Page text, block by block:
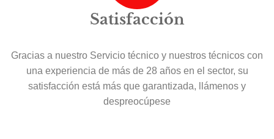
Satisfacción
Gracias a nuestro Servicio técnico y nuestros técnicos con
una experiencia de más de 28 años en el sector, su
satisfacción está más que garantizada, llámenos y
despreocúpese